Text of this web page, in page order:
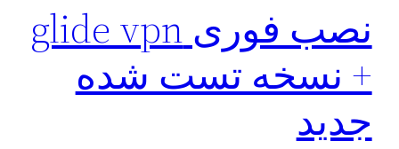
نصب فوری glide vpn
+ نسخه تست شده
جدید